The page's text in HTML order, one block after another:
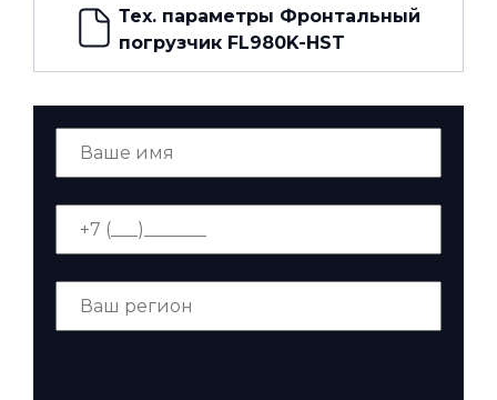
Тех. параметры Фронтальный
погрузчик FL980K-HST